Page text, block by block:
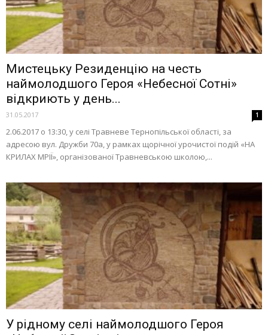
Мистецьку Резиденцію на честь
наймолодшого Героя «Небесної Сотні»
відкриють у день...
31.05.2017 1
2.06.2017 о 13:30, у селі Травневе Тернопільської області, за
адресою вул. Дружби 70а, у рамках щорічної урочистої подій «НА
КРИЛАХ МРІЇ», організованої Травневською школою,...
У рідному селі наймолодшого Героя